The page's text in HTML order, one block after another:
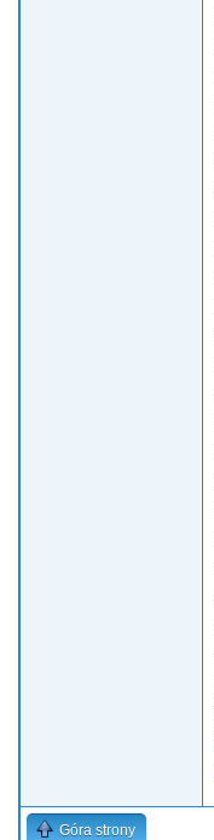
Góra strony